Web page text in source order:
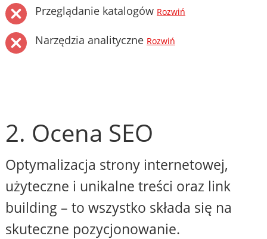
Przeglądanie katalogów Rozwiń
Narzędzia analityczne Rozwiń
2. Ocena SEO
Optymalizacja strony internetowej,
użyteczne i unikalne treści oraz link
building – to wszystko składa się na
skuteczne pozycjonowanie.